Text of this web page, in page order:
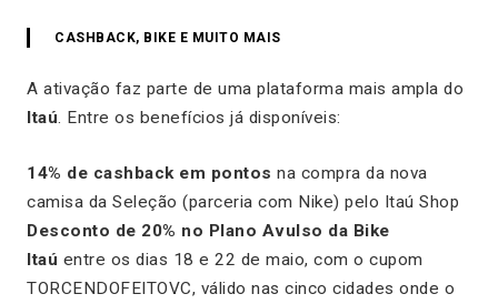
CASHBACK, BIKE E MUITO MAIS
A ativação faz parte de uma plataforma mais ampla do
Itaú. Entre os benefícios já disponíveis:
14% de cashback em pontos na compra da nova
camisa da Seleção (parceria com Nike) pelo Itaú Shop
Desconto de 20% no Plano Avulso da Bike
Itaú entre os dias 18 e 22 de maio, com o cupom
TORCENDOFEITOVC, válido nas cinco cidades onde o